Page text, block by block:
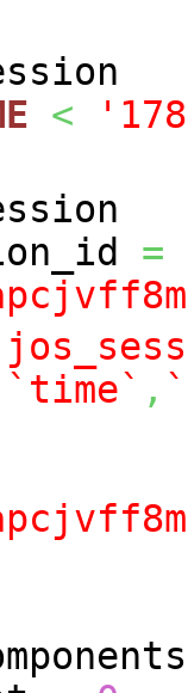
<
=
`time` ,